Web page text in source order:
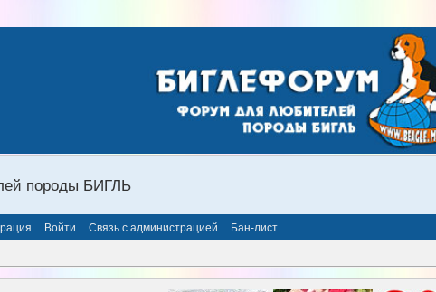
породы БИГЛЬ
Войти Связь с администрацией Бан-лист